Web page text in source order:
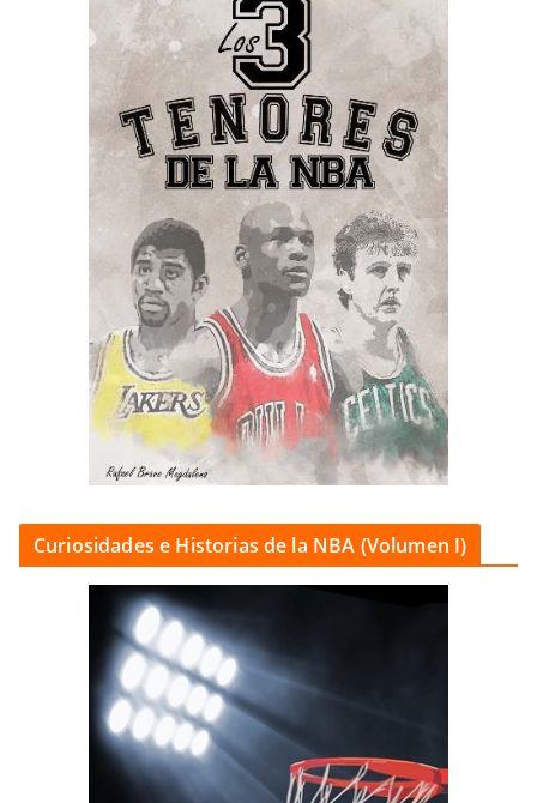
Curiosidades e Historias de la NBA (Volumen I)